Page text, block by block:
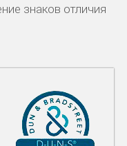
знаков отличия